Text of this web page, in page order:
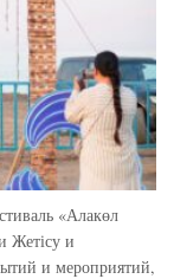
«Алакөл
Жетісу и
и мероприятий,